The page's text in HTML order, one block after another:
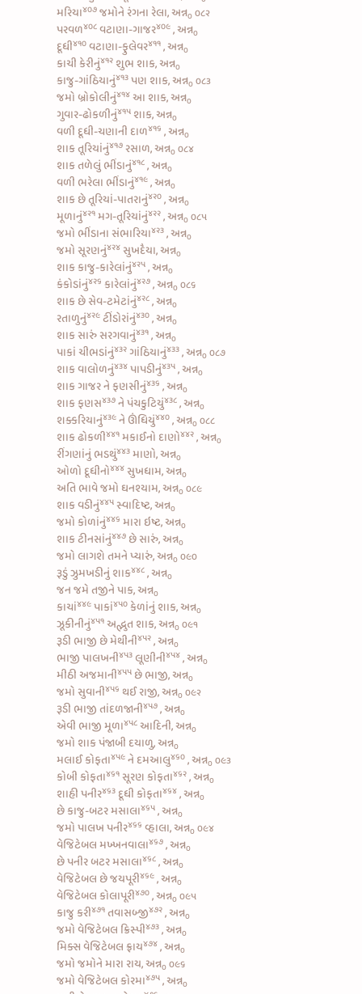
મરિયા૪૦૭ જમોને રંગના રેલા, અન્ન૦ ૦૮૨
પરવળ૪૦૮ વટાણા-ગાજર૪૦૯ , અન્ન૦
દૂધી૪૧૦ વટાણા-ફુલેવર૪૧૧ , અન્ન૦
કાચી કેરીનું૪૧૨ શુભ શાક, અન્ન૦
કાજુ-ગાંઠિયાનું૪૧૩ પણ શાક, અન્ન૦ ૦૮૩
જમો બ્રોકોલીનું૪૧૪ આ શાક, અન્ન૦
ગુવાર-ઢોકળીનું૪૧૫ શાક, અન્ન૦
વળી દૂધી-ચણાની દાળ૪૧૬ , અન્ન૦
શાકતૂરિયાંનું૪૧૭ રસાળ, અન્ન૦ ૦૮૪
શાકતળેલું ભીંડાનું૪૧૮ , અન્ન૦
વળી ભરેલા ભીંડાનું૪૧૯ , અન્ન૦
શાક છેતૂરિયાં-પાતરાનું૪૨૦ , અન્ન૦
મૂળાનું૪૨૧ મગ-તૂરિયાંનું૪૨૨ , અન્ન૦ ૦૮૫
જમો ભીંડાના સંભારિયા૪૨૩ , અન્ન૦
જમોસૂરણનું૪૨૪ સુખદૈયા, અન્ન૦
શાકકાજુ-કારેલાંનું૪૨૫ , અન્ન૦
કંકોડાંનું૪૨૬ કારેલાંનું૪૨૭ , અન્ન૦ ૦૮૬
શાક છેસેવ-ટમેટાંનું૪૨૮ , અન્ન૦
રતાળુનું૪૨૯ ટીંડોરાંનું૪૩૦ , અન્ન૦
શાક સારુંસરગવાનું૪૩૧ , અન્ન૦
પાકાં ચીભડાંનું૪૩૨ ગાંઠિયાનું૪૩૩ , અન્ન૦ ૦૮૭
શાકવાલોળનું૪૩૪ પાપડીનું૪૩૫ , અન્ન૦
શાકગાજર ને ફણસીનું૪૩૬ , અન્ન૦
શાકફણસ૪૩૭ નેપંચકુટિયું૪૩૮ , અન્ન૦
શક્કરિયાનું૪૩૯ ને ઊંધિયું૪૪૦ , અન્ન૦ ૦૮૮
શાકઢોકળી૪૪૧ મકાઈનો દાણો૪૪૨ , અન્ન૦
રીંગણાંનું ભડથું૪૪૩ માણો, અન્ન૦
ઓળો દૂધીનો૪૪૪ સુખધામ, અન્ન૦
અતિ ભાવે જમો ઘનશ્યામ, અન્ન૦ ૦૮૯
શાકવડીનું૪૪૫ સ્વાદિષ્ટ, અન્ન૦
જમો કોળાંનું૪૪૬ મારા ઇષ્ટ, અન્ન૦
શાકટીનસાંનું૪૪૭ છે સારું, અન્ન૦
જમો લાગશે તમને પ્યારું, અન્ન૦ ૦૯૦
રૂડુંઝુમખડીનું શાક૪૪૮ , અન્ન૦
જન જમે તજીને પાક, અન્ન૦
કાચાં૪૪૯ પાકાં૪૫૦ કેળાંનું શાક, અન્ન૦
ઝૂકીનીનું૪૫૧ અદ્ભુત શાક, અન્ન૦ ૦૯૧
રૂડી ભાજી છે મેથીની૪૫૨ , અન્ન૦
ભાજી પાલખની૪૫૩ લૂણીની૪૫૪ , અન્ન૦
મીઠી અજમાની૪૫૫ છે ભાજી, અન્ન૦
જમોસુવાની૪૫૬ થઈ રાજી, અન્ન૦ ૦૯૨
રૂડી ભાજી તાંદળજાની૪૫૭ , અન્ન૦
એવી ભાજી મૂળા૪૫૮ આદિની, અન્ન૦
જમો શાક પંજાબી દયાળુ, અન્ન૦
મલાઈ કોફતા૪૫૯ ને દમઆલુ૪૬૦ , અન્ન૦ ૦૯૩
કોબી કોફતા૪૬૧ સૂરણ કોફતા૪૬૨ , અન્ન૦
શાહી પનીર૪૬૩ દૂધી કોફતા૪૬૪ , અન્ન૦
છેકાજુ-બટર મસાલા૪૬૫ , અન્ન૦
જમોપાલખ પનીર૪૬૬ વ્હાલા, અન્ન૦ ૦૯૪
વેજિટેબલ મખ્ખનવાલા૪૬૭ , અન્ન૦
છેપનીર બટર મસાલા૪૬૮ , અન્ન૦
વેજિટેબલ છે જયપૂરી૪૬૯ , અન્ન૦
વેજિટેબલ કોલાપૂરી૪૭૦ , અન્ન૦ ૦૯૫
કાજુ કરી૪૭૧ તવાસબ્જી૪૭૨ , અન્ન૦
જમોવેજિટેબલ ક્રિસ્પી૪૭૩ , અન્ન૦
મિક્સ વેજિટેબલ ફ્રાય૪૭૪ , અન્ન૦
જમો જમોને મારા રાય, અન્ન૦ ૦૯૬
જમોવેજિટેબલ કોરમા૪૭૫ , અન્ન૦